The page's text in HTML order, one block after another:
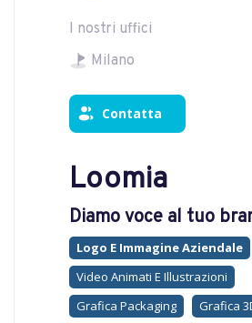
I nostri uffici
Milano
Contatta
Loomia
Diamo voce al tuo
Logo E Immagine Aziendale
Video Animati E Illustrazioni
Grafica Packaging
Grafica